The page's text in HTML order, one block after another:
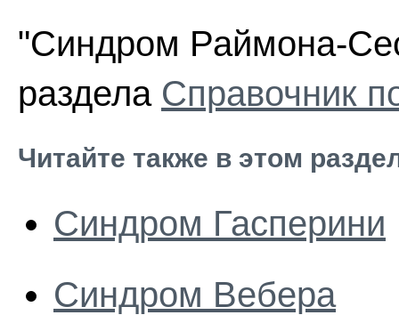
"Синдром Раймона-
раздела Справочник
Читайте также в этом
Синдром Гасперини
Синдром Вебера